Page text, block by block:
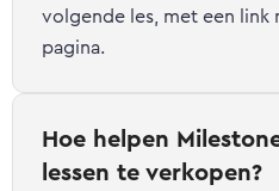
volgende les, met een link
pagina.
Hoe helpen
lessen te verkopen?